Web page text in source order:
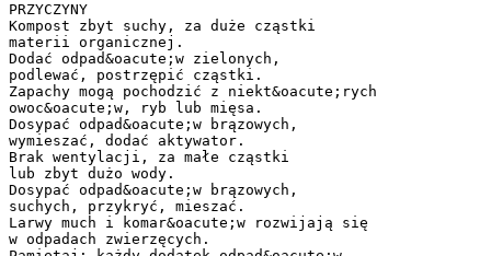
PRZYCZYNY
Kompost zbyt suchy, za duże cząstki
materii organicznej.
Dodać odpad&oacute;w zielonych,
podlewać, postrzępić cząstki.
Zapachy mogą pochodzić z niekt&oacute;rych
owoc&oacute;w, ryb lub mięsa.
Dosypać odpad&oacute;w brązowych,
wymieszać, dodać aktywator.
Brak wentylacji, za małe cząstki
lub zbyt dużo wody.
Dosypać odpad&oacute;w brązowych,
suchych, przykryć, mieszać.
Larwy much i komar&oacute;w rozwijają się
w odpadach zwierzęcych.